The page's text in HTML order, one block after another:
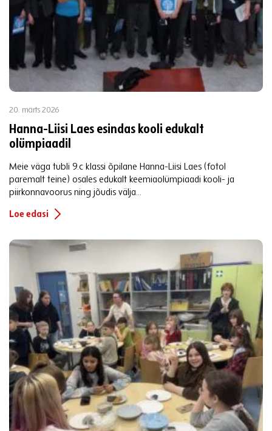
20. märts 2026
Hanna-Liisi Laes esindas kooli edukalt
olümpiaadil
Meie väga tubli 9.c klassi õpilane Hanna-Liisi Laes (fotol
paremalt teine) osales edukalt keemiaolümpiaadi kooli- ja
piirkonnavoorus ning jõudis välja...
Loe edasi